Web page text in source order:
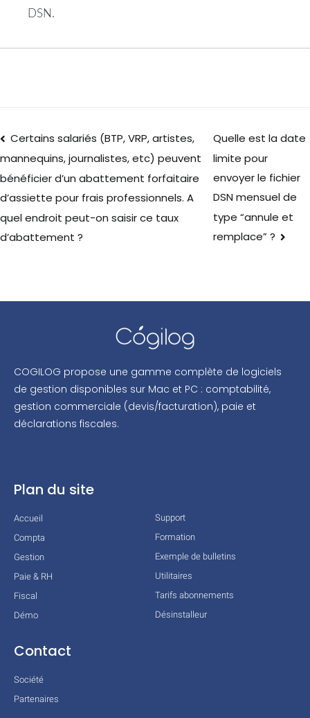
DSN.
Certains salariés (BTP, VRP, artistes,
mannequins, journalistes, etc) peuvent
bénéficier d’un abattement forfaitaire
d’assiette pour frais professionnels. A
quel endroit peut-on saisir ce taux
d’abattement ?
Quelle est la date
limite pour
envoyer le fichier
DSN mensuel de
type “annule et
remplace” ?
COGILOG propose une gamme complète de logiciels
de gestion disponibles sur Mac et PC : comptabilité,
gestion commerciale (devis/facturation), paie et
déclarations fiscales.
Plan du site
Accueil
Compta
Gestion
Paie & RH
Fiscal
Démo
Support
Formation
Exemple de bulletins
Utilitaires
Tarifs abonnements
Désinstalleur
Contact
Société
Partenaires